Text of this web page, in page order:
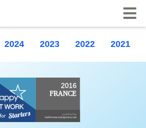
2024 2023 2022 2021
de Cookies